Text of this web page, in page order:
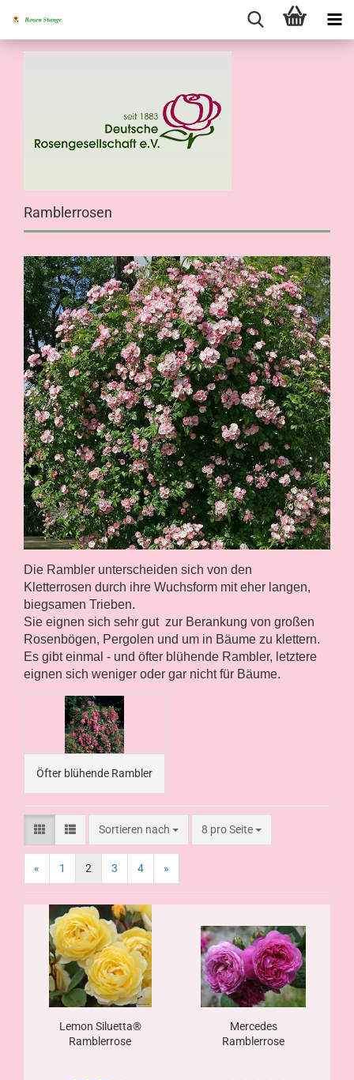
Ramblerrosen
Die Rambler unterscheiden sich von den
Kletterrosen durch ihre Wuchsform mit eher langen,
biegsamen Trieben.
Sie eignen sich sehr gut zur Berankung von großen
Rosenbögen, Pergolen und um in Bäume zu klettern.
Es gibt einmal - und öfter blühende Rambler, letztere
eignen sich weniger oder gar nicht für Bäume.
Öfter blühende Rambler
Sortieren nach 8 pro Seite
« 1 2 3 4 »
Lemon Siluetta®
Ramblerrose
Mercedes
Ramblerrose